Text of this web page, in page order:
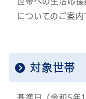
についてのご案内
対象世帯